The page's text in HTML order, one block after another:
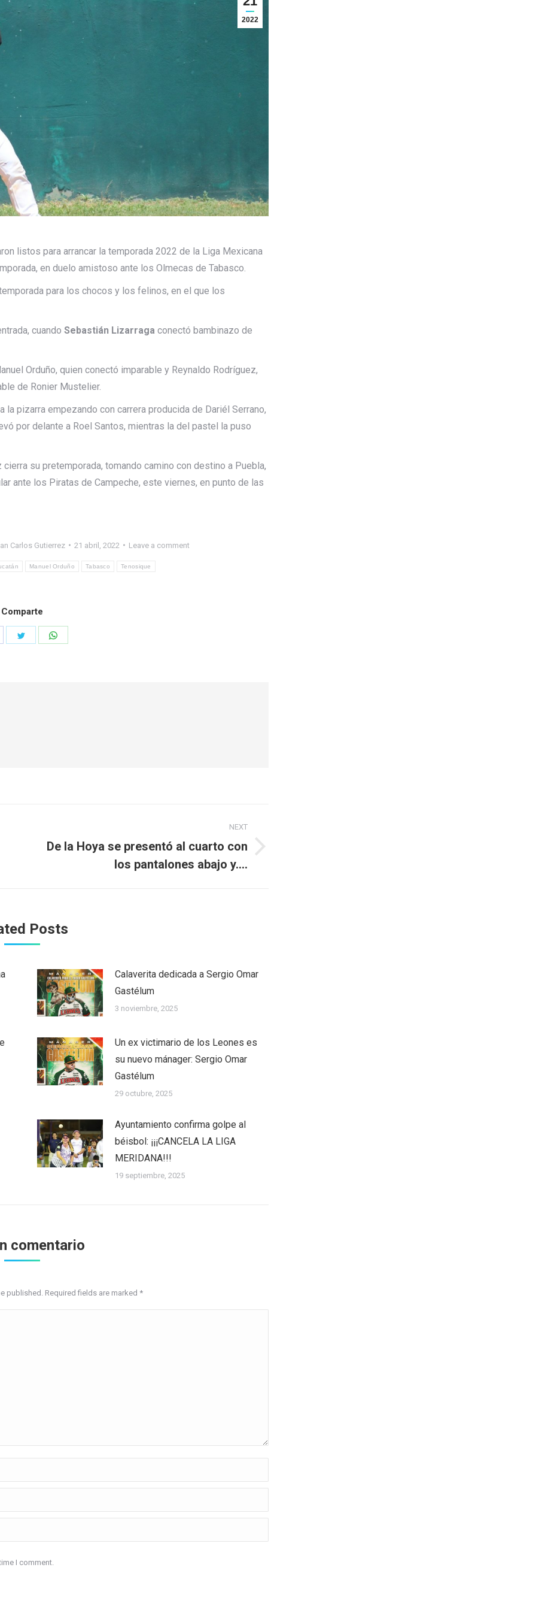
2022
listos para arrancar la temporada 2022 de la Liga Mexicana
en duelo amistoso ante los Olmecas de Tabasco.
para los chocos y los felinos, en el que los
cuando Sebastián Lizarraga conectó bambinazo de
Orduño, quien conectó imparable y Reynaldo Rodríguez,
de Ronier Mustelier.
pizarra empezando con carrera producida de Dariél Serrano,
por delante a Roel Santos, mientras la del pastel la puso
su pretemporada, tomando camino con destino a Puebla,
ante los Piratas de Campeche, este viernes, en punto de las
Carlos Gutierrez 21 abril, 2022 Leave a comment
Manuel Orduño Tabasco Tenosique
Comparte
Share
NEXT
Next
De la Hoya se presentó al cuarto con
los pantalones abajo y….
Posts
Calaverita dedicada a Sergio Omar
Gastélum
3 noviembre, 2025
Un ex victimario de los Leones es
su nuevo mánager: Sergio Omar
Gastélum
29 octubre, 2025
Ayuntamiento confirma golpe al
béisbol: ¡¡¡CANCELA LA LIGA
MERIDANA!!!
19 septiembre, 2025
comentario
published. Required fields are marked *
I comment.